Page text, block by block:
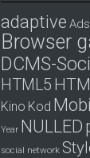
adaptive Ads
Browser
DCMS-
HTML5
Kino Kod
Year NULLED
social network